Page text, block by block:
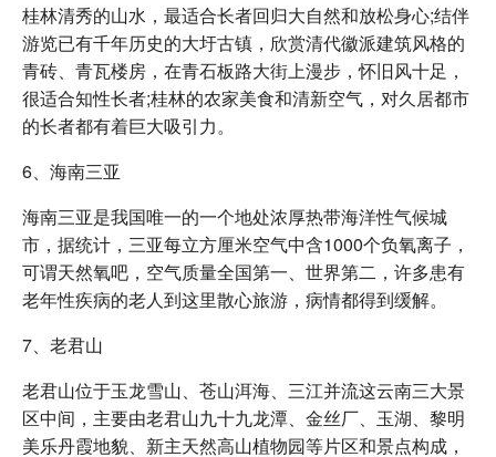
桂林清秀的山水，最适合长者回归大自然和放松身心;结伴
游览已有千年历史的大圩古镇，欣赏清代徽派建筑风格的
青砖、青瓦楼房，在青石板路大街上漫步，怀旧风十足，
很适合知性长者;桂林的农家美食和清新空气，对久居都市
的长者都有着巨大吸引力。
6、海南三亚
海南三亚是我国唯一的一个地处浓厚热带海洋性气候城
市，据统计，三亚每立方厘米空气中含1000个负氧离子，
可谓天然氧吧，空气质量全国第一、世界第二，许多患有
老年性疾病的老人到这里散心旅游，病情都得到缓解。
7、老君山
老君山位于玉龙雪山、苍山洱海、三江并流这云南三大景
区中间，主要由老君山九十九龙潭、金丝厂、玉湖、黎明
美乐丹霞地貌、新主天然高山植物园等片区和景点构成，